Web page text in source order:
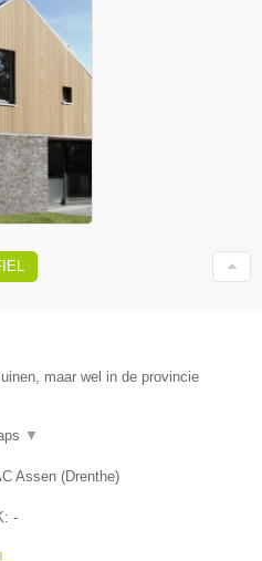
maar wel in de provincie
▼
Assen (Drenthe)
-